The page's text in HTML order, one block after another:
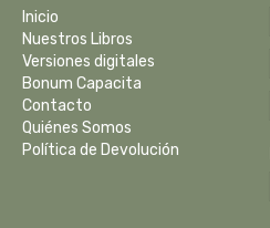
Inicio
Nuestros Libros
Versiones digitales
Bonum Capacita
Contacto
Quiénes Somos
Política de Devolución